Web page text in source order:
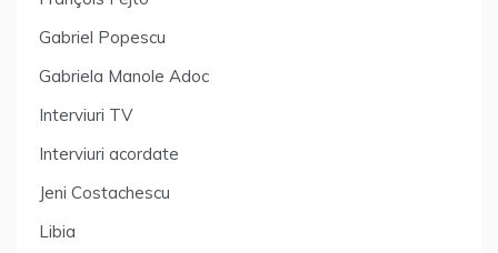
Gabriel Popescu
Gabriela Manole Adoc
Interviuri TV
Interviuri acordate
Jeni Costachescu
Libia